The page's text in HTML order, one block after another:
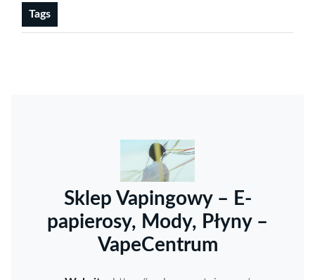
Tags
Sklep Vapingowy – E-
papierosy, Mody, Płyny –
VapeCentrum